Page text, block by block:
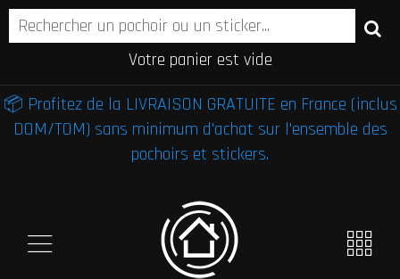
Votre panier est vide
📦 Profitez de la LIVRAISON GRATUITE en France (inclus
DOM/TOM) sans minimum d'achat sur l'ensemble des
pochoirs et stickers.